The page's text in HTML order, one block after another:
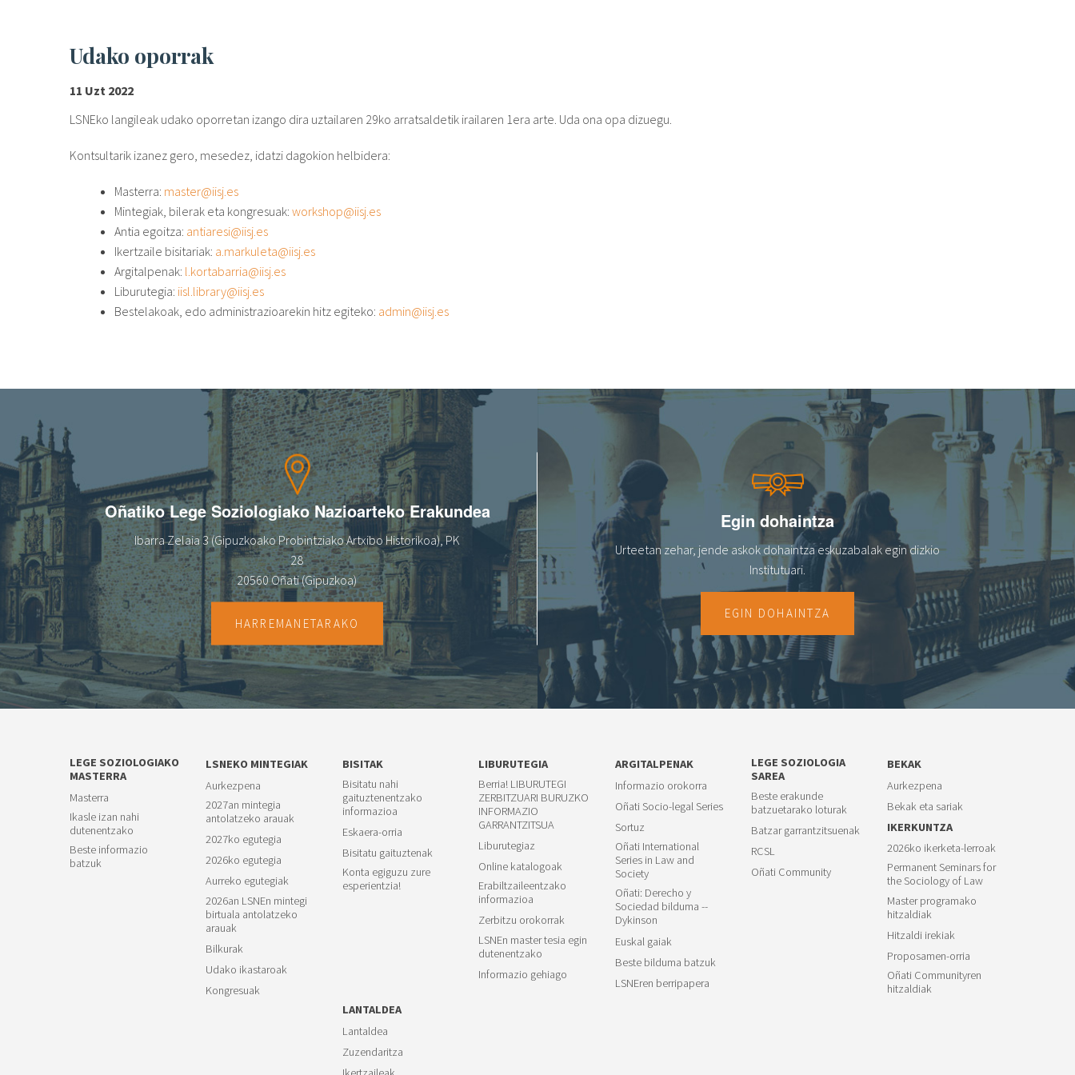
Udako oporrak
11 Uzt 2022
LSNEko langileak udako oporretan izango dira uztailaren 29ko arratsaldetik irailaren 1era arte. Uda ona opa dizuegu.
Kontsultarik izanez gero, mesedez, idatzi dagokion helbidera:
Masterra: master@iisj.es
Mintegiak, bilerak eta kongresuak: workshop@iisj.es
Antia egoitza: antiaresi@iisj.es
Ikertzaile bisitariak: a.markuleta@iisj.es
Argitalpenak: l.kortabarria@iisj.es
Liburutegia: iisl.library@iisj.es
Bestelakoak, edo administrazioarekin hitz egiteko: admin@iisj.es
Oñatiko Lege Soziologiako Nazioarteko Erakundea
Ibarra Zelaia 3 (Gipuzkoako Probintziako Artxibo Historikoa), PK
28
20560 Oñati (Gipuzkoa)
HARREMANETARAKO
Egin dohaintza
Urteetan zehar, jende askok dohaintza eskuzabalak egin dizkio
Institutuari.
EGIN DOHAINTZA
LEGE SOZIOLOGIAKO
MASTERRA
Masterra
Ikasle izan nahi
dutenentzako
Beste informazio
batzuk
LSNEKO MINTEGIAK
Aurkezpena
2027an mintegia
antolatzeko arauak
2027ko egutegia
2026ko egutegia
Aurreko egutegiak
2026an LSNEn mintegi
birtuala antolatzeko
arauak
Bilkurak
Udako ikastaroak
Kongresuak
BISITAK
Bisitatu nahi
gaituztenentzako
informazioa
Eskaera-orria
Bisitatu gaituztenak
Konta egiguzu zure
esperientzia!
LIBURUTEGIA
Berria! LIBURUTEGI
ZERBITZUARI BURUZKO
INFORMAZIO
GARRANTZITSUA
Liburutegiaz
Online katalogoak
Erabiltzaileentzako
informazioa
Zerbitzu orokorrak
LSNEn master tesia egin
dutenentzako
Informazio gehiago
ARGITALPENAK
Informazio orokorra
Oñati Socio-legal Series
Sortuz
Oñati International
Series in Law and
Society
Oñati: Derecho y
Sociedad bilduma --
Dykinson
Euskal gaiak
Beste bilduma batzuk
LSNEren berripapera
LEGE SOZIOLOGIA
SAREA
Beste erakunde
batzuetarako loturak
Batzar garrantzitsuenak
RCSL
Oñati Community
BEKAK
Aurkezpena
Bekak eta sariak
IKERKUNTZA
2026ko ikerketa-lerroak
Permanent Seminars for
the Sociology of Law
Master programako
hitzaldiak
Hitzaldi irekiak
Proposamen-orria
Oñati Communityren
hitzaldiak
LANTALDEA
Lantaldea
Zuzendaritza